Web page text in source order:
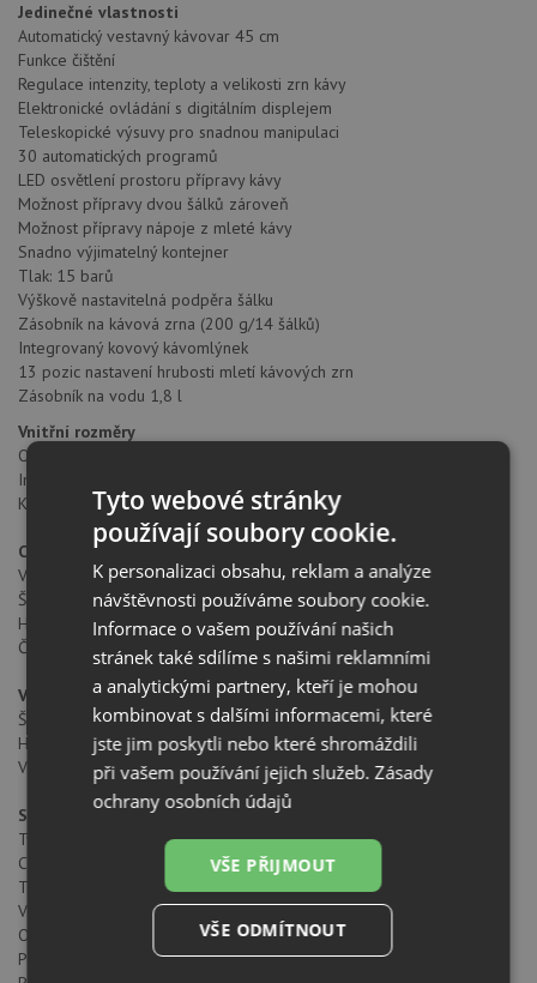
Jedinečné vlastnosti
Automatický vestavný kávovar 45 cm
Funkce čištění
Regulace intenzity, teploty a velikosti zrn kávy
Elektronické ovládání s digitálním displejem
Teleskopické výsuvy pro snadnou manipulaci
30 automatických programů
LED osvětlení prostoru přípravy kávy
Možnost přípravy dvou šálků zároveň
Možnost přípravy nápoje z mleté kávy
Snadno výjimatelný kontejner
Tlak: 15 barů
Výškově nastavitelná podpěra šálku
Zásobník na kávová zrna (200 g/14 šálků)
Integrovaný kovový kávomlýnek
13 pozic nastavení hrubosti mletí kávových zrn
Zásobník na vodu 1,8 l
Vnitřní rozměry
Objem zásobníku vody (litry): 1.8
Integrovaný zásobník odpadní kávy (šálky): 14
Kapacita zásuvky na kávová zrna (Gr): 200
Celkové rozměry
Výška produktu (mm): 455
Šířka produktu (mm): 595
Hloubka produktu (mm): 412
Čistá hmotnost (kg): 23
Vhodné rozměry
Šířka pro vestavbu (mm): 560
Hloubka pro vestavbu (mm): 550
Výška pro vestavbu (mm): 450
Specifické vlastnosti
Typ instalace: Vestavné
Certifikáty: IMQ/CCC
Tlak čerpadla (Bar): 15
Výkon čerpadla (W): 50
Ochrana proti otiskům prstů: ANO
Počet programů: 30
Tyto webové stránky
používají soubory cookie.
K personalizaci obsahu, reklam a analýze
návštěvnosti používáme soubory cookie.
Informace o vašem používání našich
stránek také sdílíme s našimi reklamními
a analytickými partnery, kteří je mohou
kombinovat s dalšími informacemi, které
jste jim poskytli nebo které shromáždili
při vašem používání jejich služeb.Zásady
ochrany osobních údajů
VŠE PŘIJMOUT
VŠE ODMÍTNOUT